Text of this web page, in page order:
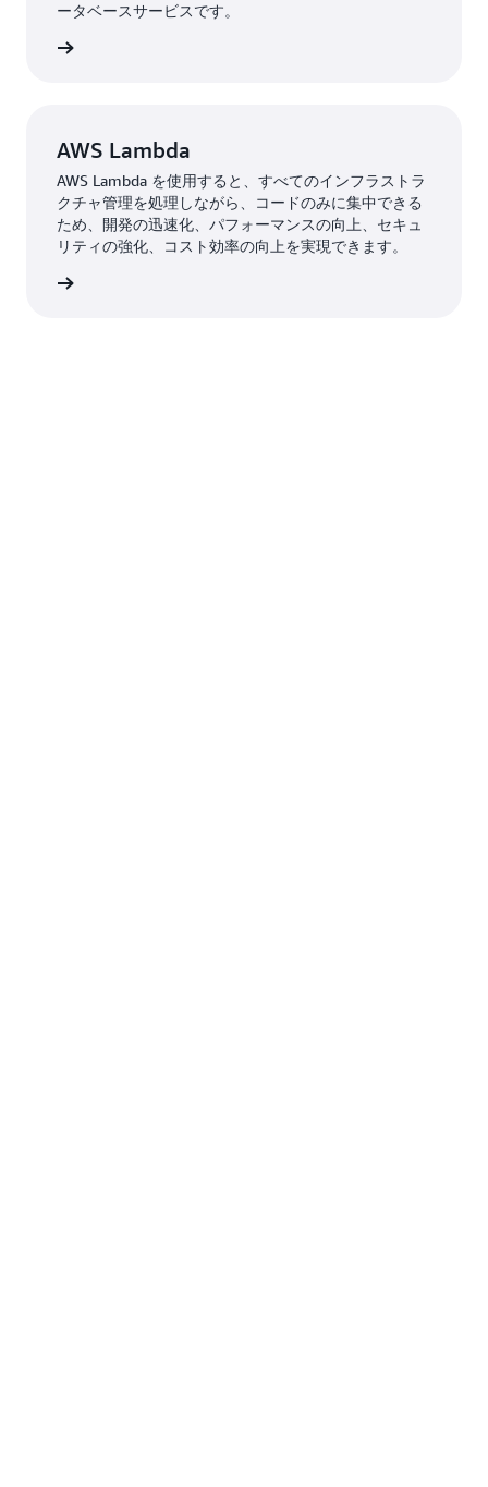
ータベースサービスです。
AWS Lambda
AWS Lambda を使用すると、すべてのインフラストラ
クチャ管理を処理しながら、コードのみに集中できる
ため、開発の迅速化、パフォーマンスの向上、セキュ
リティの強化、コスト効率の向上を実現できます。